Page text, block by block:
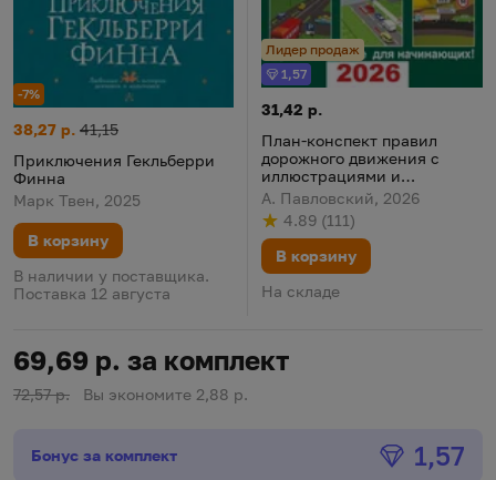
-7%
Приключения Гекльберри Финна
Цена:
38,27 р.
Старая цена:
41,15
Приключения Гекльберри
Финна
Марк Твен, 2025
В корзину
В наличии у поставщика.
Поставка 12 августа
Лидер продаж
Бонус
1,57
План-конспект правил
Цена:
31,42 р.
План-конспект правил
дорожного движения с
иллюстрациями и
примерами для учащихся
автошкол 2026
А. Павловский, 2026
Рейтинг
4.89
из 5 (
по результату
111
голосов
)
В корзину
На складе
69,69 р. за комплект
72,57 р. Вы экономите 2,88 р.
Бонус за комплект Бонус
1,57